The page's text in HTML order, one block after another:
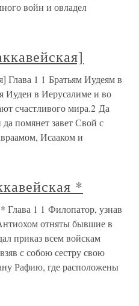
войн и овладел
Глава 1 1 Братьям Иудеям в
Иудеи в Иерусалиме и во
счастливого мира.2 Да
да помянет завет Свой с
Исааком и
*
Глава 1 1 Филопатор, узнав
отняты бывшие в
приказ всем войскам
с собою сестру свою
Рафию, где расположены